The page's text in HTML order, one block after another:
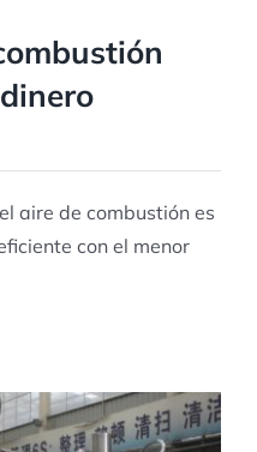
aire de combustión es
con el menor